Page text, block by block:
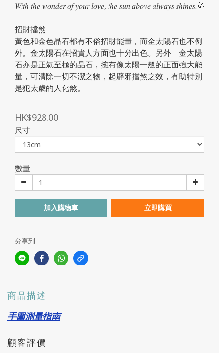
𝑊𝑖𝑡ℎ 𝑡ℎ𝑒 𝑤𝑜𝑛𝑑𝑒𝑟 𝑜𝑓 𝑦𝑜𝑢𝑟 𝑙𝑜𝑣𝑒, 𝑡ℎ𝑒 𝑠𝑢𝑛 𝑎𝑏𝑜𝑣𝑒 𝑎𝑙𝑤𝑎𝑦𝑠 𝑠ℎ𝑖𝑛𝑒𝑠.🌞
招財擋煞
黃色和金色晶石都有不俗招財能量，而金太陽石也不例
外。金太陽石在招貴人方面也十分出色。另外，金太陽
石亦是正氣至極的晶石，擁有像太陽一般的正面強大能
量，可清除一切不潔之物，起辟邪擋煞之效，有助特別
是犯太歲的人化煞。
HK$928.00
尺寸
數量
加入購物車 立即購買
分享到
商品描述
手圍測量指南
顧客評價